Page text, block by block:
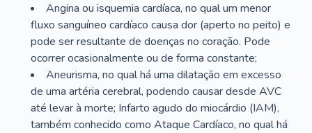
Angina ou isquemia cardíaca, no qual um menor
fluxo sanguíneo cardíaco causa dor (aperto no peito) e
pode ser resultante de doenças no coração. Pode
ocorrer ocasionalmente ou de forma constante;
Aneurisma, no qual há uma dilatação em excesso
de uma artéria cerebral, podendo causar desde AVC
até levar à morte; Infarto agudo do miocárdio (IAM),
também conhecido como Ataque Cardíaco, no qual há